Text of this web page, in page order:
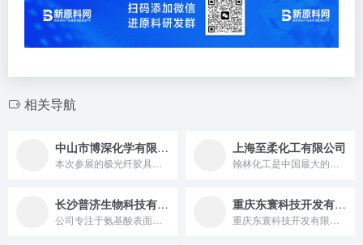
相关导航
中山市博深化学有限公司 上海至柔化工有限公司
长沙普济生物科技有限公司 重庆东寰科技开发有限公司